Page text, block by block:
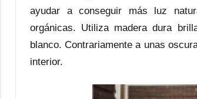
ayudar a conseguir más luz
orgánicas. Utiliza madera dura
blanco. Contrariamente a unas
interior.